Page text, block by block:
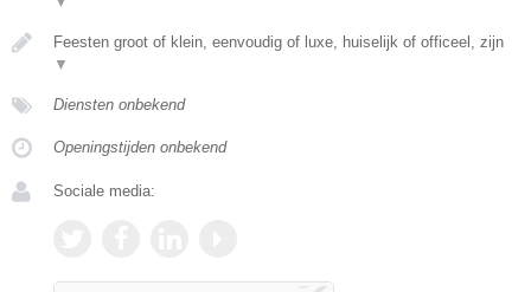
Feesten groot of klein, eenvoudig of luxe, huiselijk of officeel, zijn
▼
Diensten onbekend
Openingstijden onbekend
Sociale media: